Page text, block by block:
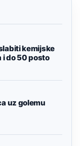
kemijske
i do 50 posto
uz golemu